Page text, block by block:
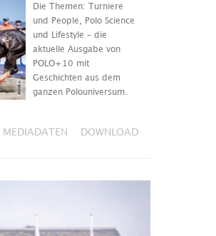
Die Themen: Turniere
und People, Polo Science
und Lifestyle – die
aktuelle Ausgabe von
POLO+10 mit
Geschichten aus dem
ganzen Polouniversum.
MEDIADATEN DOWNLOAD